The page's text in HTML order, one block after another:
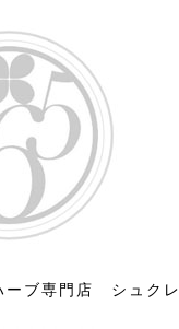
ーブ専門店 シュクレ